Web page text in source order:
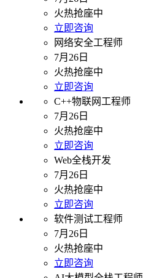
火热抢座中
立即咨询
网络安全工程师
7月26日
火热抢座中
立即咨询
C++物联网工程师
7月26日
火热抢座中
立即咨询
Web全栈开发
7月26日
火热抢座中
立即咨询
软件测试工程师
7月26日
火热抢座中
立即咨询